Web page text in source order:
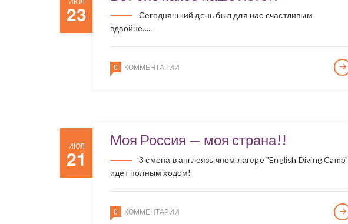
23
Сегодняшний день был для нас счастливым
вдвойне.....
0 КОММЕНТАРИИ
ИЮЛ
21
Моя Россия — моя страна!!
3 смена в англоязычном лагере "English Diving Camp"
идет полным ходом!
0 КОММЕНТАРИИ